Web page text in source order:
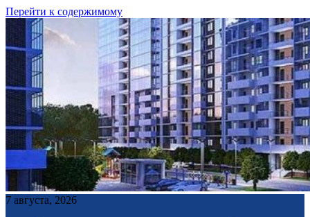
Перейти к содержимому
7 августа, 2026